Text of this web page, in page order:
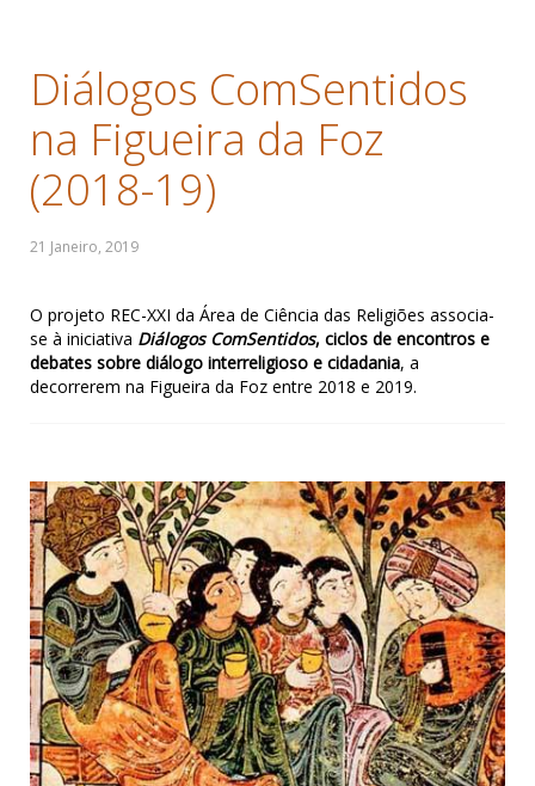
Diálogos ComSentidos
na Figueira da Foz
(2018-19)
O projeto REC-XXI da Área de Ciência das Religiões associa-
se à iniciativa Diálogos ComSentidos, ciclos de encontros e
debates sobre diálogo interreligioso e cidadania, a
decorrerem na Figueira da Foz entre 2018 e 2019.